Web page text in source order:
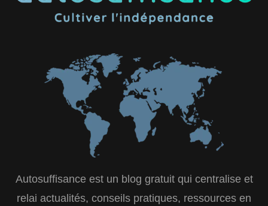
Autosuffisance est un blog gratuit qui centralise et
relai actualités, conseils pratiques, ressources en